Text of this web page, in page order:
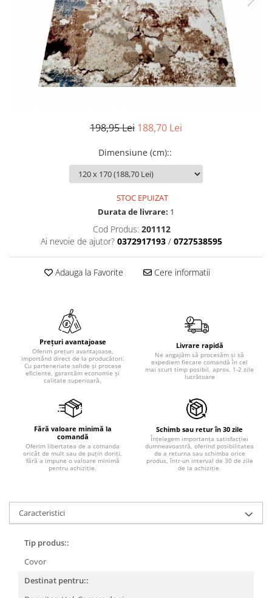
198,95 Lei 188,70 Lei
Dimensiune (cm)::
STOC EPUIZAT
Durata de livrare: 1
Cod Produs: 201112
Ai nevoie de ajutor? 0372917193 / 0727538595
Adauga la Favorite Cere informatii
Prețuri avantajoase
Oferim prețuri avantajoase,
importând direct de la producători.
Cu parteneriate solide și procese
eficiente, garantăm economie și
calitate superioară.
Livrare rapidă
Ne angajăm să procesăm și să
expediem fiecare comandă în cel
mai scurt timp posibil, aprox. 1-2 zile
lucrătoare
Fără valoare minimă la
comandă
Oferim libertatea de a comanda
oricât de mult sau de puțin doriți,
fără a impune o valoare minimă
pentru achiziție.
Schimb sau retur în 30 zile
Înțelegem importanța satisfacției
dumneavoastră, oferind posibilitatea
de a returna sau schimba orice
produs, într-un interval de 30 de zile
de la achiziție.
Caracteristici
Tip produs::
Covor
Destinat pentru::